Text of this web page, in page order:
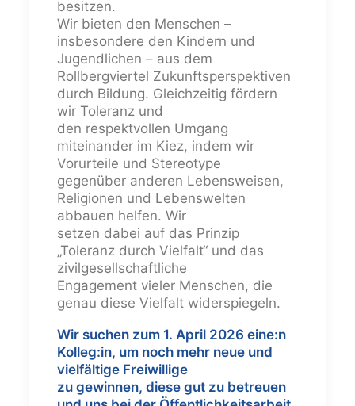
besitzen.
Wir bieten den Menschen –
insbesondere den Kindern und
Jugendlichen – aus dem
Rollbergviertel Zukunftsperspektiven
durch Bildung. Gleichzeitig fördern
wir Toleranz und
den respektvollen Umgang
miteinander im Kiez, indem wir
Vorurteile und Stereotype
gegenüber anderen Lebensweisen,
Religionen und Lebenswelten
abbauen helfen. Wir
setzen dabei auf das Prinzip
„Toleranz durch Vielfalt“ und das
zivilgesellschaftliche
Engagement vieler Menschen, die
genau diese Vielfalt widerspiegeln.
Wir suchen zum 1. April 2026 eine:n
Kolleg:in, um noch mehr neue und
vielfältige Freiwillige
zu gewinnen, diese gut zu betreuen